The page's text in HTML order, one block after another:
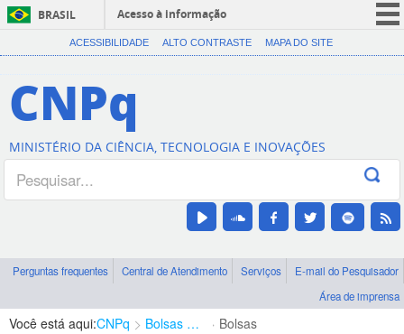
BRASIL
Acesso à informação
CORONAVÍRUS (COVID-19)
Canais
ACESSIBILIDADE ALTO CONTRASTE MAPA DO SITE
CNPq
MINISTÉRIO DA CIÊNCIA, TECNOLOGIA E INOVAÇÕES
Perguntas frequentes Central de Atendimento Serviços
E-mail do Pesquisador
Área de imprensa
Você está aqui:CNPq Bolsas e Auxílios Vigentes Bolsas